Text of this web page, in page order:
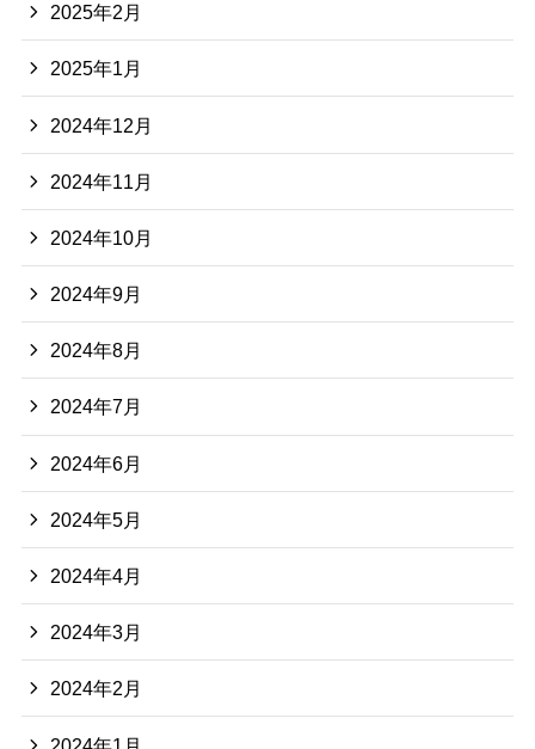
2025年2月
2025年1月
2024年12月
2024年11月
2024年10月
2024年9月
2024年8月
2024年7月
2024年6月
2024年5月
2024年4月
2024年3月
2024年2月